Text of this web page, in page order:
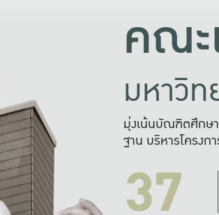
คณ
มหาวิ
มุ่งเน้นบัณฑิตศึกษ
ฐาน บริหารโครง
37